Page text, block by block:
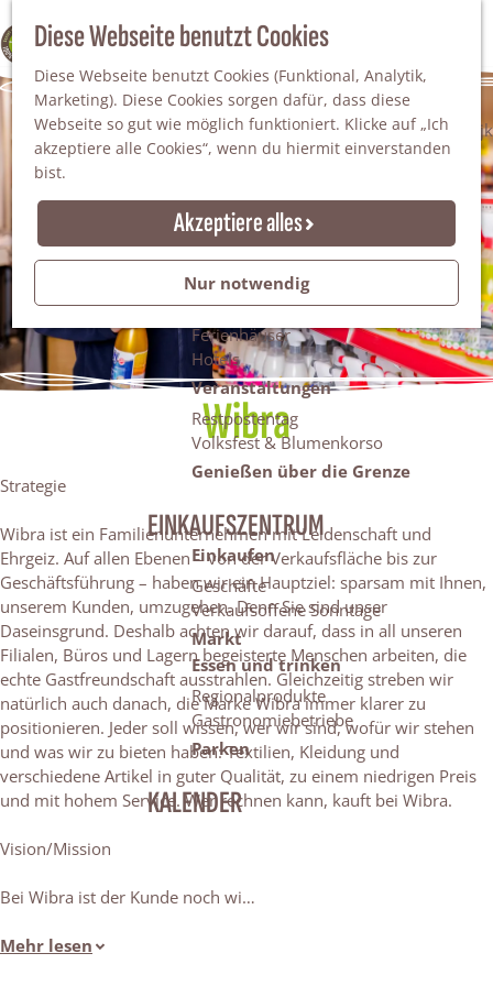
Diese Webseite benutzt Cookies
Diese Webseite benutzt Cookies (Funktional, Analytik,
Marketing). Diese Cookies sorgen dafür, dass diese
Webseite so gut wie möglich funktioniert. Klicke auf „Ich
akzeptiere alle Cookies“, wenn du hiermit einverstanden
bist.
Akzeptiere alles
Nur notwendig
100% WINTERSWIJK
S
u
c
h
e
n
M
e
n
ü
Da staunt man!
Freiheitsbäume
Natur
Naturgebiete
Nationaler Landschaftspark Winterswijk
Der Steingrube
Gärten & Parks
Übernachten
Campingplätze & Ferienparks
Gruppenunterkünfte
Bed & Breakfasts
Ferienhäuser
Hotels
Veranstaltungen
Restpostentag
Volksfest & Blumenkorso
Genießen über die Grenze
EINKAUFSZENTRUM
Einkaufen
Geschäfte
Verkaufsoffene Sonntage
Markt
Essen und trinken
Regionalprodukte
Gastronomiebetriebe
Parken
KALENDER
Wibra
Strategie
Wibra ist ein Familienunternehmen mit Leidenschaft und
Ehrgeiz. Auf allen Ebenen – von der Verkaufsfläche bis zur
Geschäftsführung – haben wir ein Hauptziel: sparsam mit Ihnen,
unserem Kunden, umzugehen. Denn Sie sind unser
Daseinsgrund. Deshalb achten wir darauf, dass in all unseren
Filialen, Büros und Lagern begeisterte Menschen arbeiten, die
echte Gastfreundschaft ausstrahlen. Gleichzeitig streben wir
natürlich auch danach, die Marke Wibra immer klarer zu
positionieren. Jeder soll wissen, wer wir sind, wofür wir stehen
und was wir zu bieten haben: Textilien, Kleidung und
verschiedene Artikel in guter Qualität, zu einem niedrigen Preis
und mit hohem Service. Wer rechnen kann, kauft bei Wibra.
Vision/Mission
Bei Wibra ist der Kunde noch wi…
Mehr lesen